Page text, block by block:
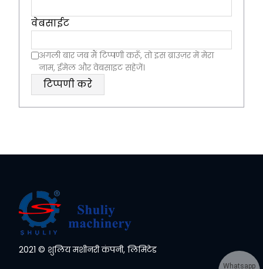
वेबसाईट
अगली बार जब मैं टिप्पणी करूँ, तो इस ब्राउज़र में मेरा
नाम, ईमेल और वेबसाइट सहेजें।
2021 © शुलिय मशीनरी कंपनी, लिमिटेड
Whatsapp